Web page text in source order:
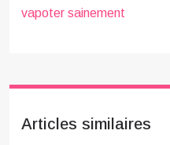
vapoter sainement
Articles similaires